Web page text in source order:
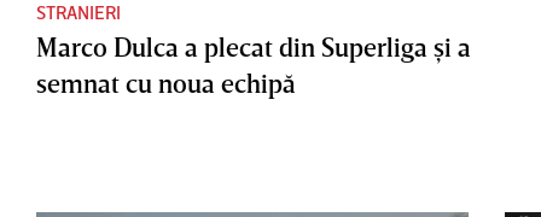
STRANIERI
Marco Dulca a plecat din Superliga şi a
semnat cu noua echipă